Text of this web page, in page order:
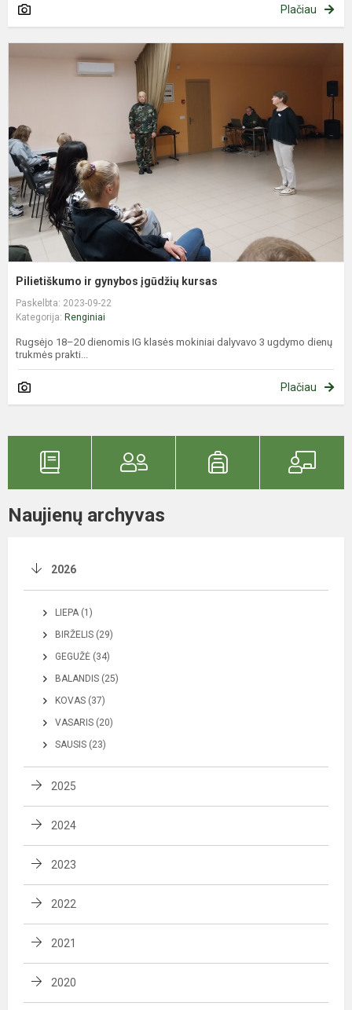
Plačiau
Pilietiškumo ir gynybos įgūdžių kursas
Paskelbta: 2023-09-22
Kategorija: Renginiai
Rugsėjo 18–20 dienomis IG klasės mokiniai dalyvavo 3 ugdymo dienų
trukmės prakti...
Plačiau
Naujienų archyvas
2026
LIEPA (1)
BIRŽELIS (29)
GEGUŽĖ (34)
BALANDIS (25)
KOVAS (37)
VASARIS (20)
SAUSIS (23)
2025
2024
2023
2022
2021
2020